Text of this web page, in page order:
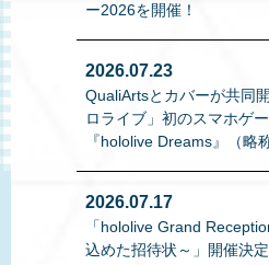
ー2026を開催！
2026.07.23
QualiArtsとカバーが共同
ロライブ」初のスマホゲ
『hololive Dreams』（略
2026.07.17
「hololive Grand
込めた招待状～」開催決定